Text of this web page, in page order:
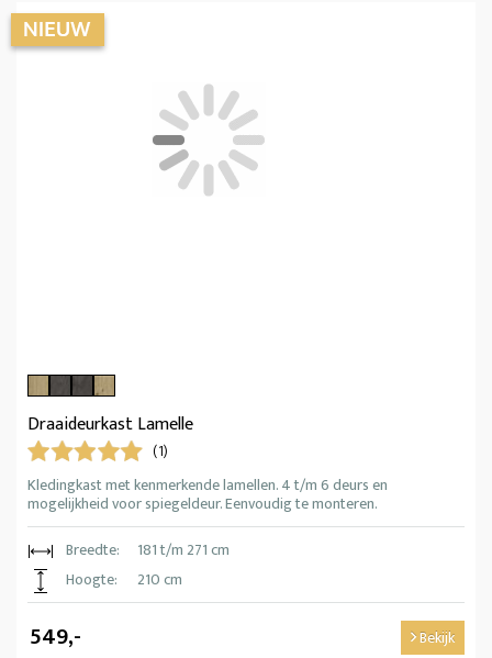
Draaideurkast Lamelle
(1)
Kledingkast met kenmerkende lamellen. 4 t/m 6 deurs en
mogelijkheid voor spiegeldeur. Eenvoudig te monteren.
Breedte:
181 t/m 271 cm
Hoogte:
210 cm
549,- Bekijk